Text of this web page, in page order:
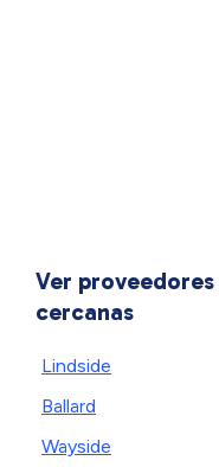
Ver
cercanas
Lindside
Ballard
Wayside